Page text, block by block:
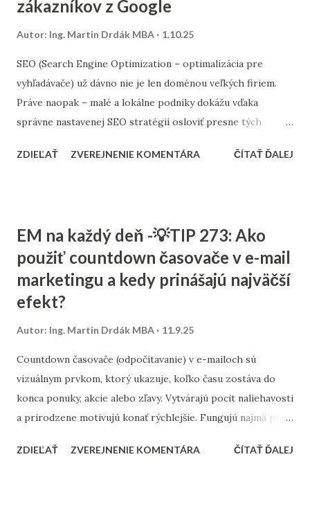
zákazníkov z Google
Autor: Ing. Martin Drdák MBA 1.10.25
SEO (Search Engine Optimization – optimalizácia pre
vyhľadávače) už dávno nie je len doménou veľkých firiem.
Práve naopak – malé a lokálne podniky dokážu vďaka
správne nastavenej SEO stratégii osloviť presne tých
ako nastaviť SEO tak, aby fungovalo aj pri menšom
osloviť zákazníkov z celého Slovenska alebo len z vášho
mesta? Výskum kľúčových slov – zistite, čo ľudia hľadajú.
Namiesto všeobecných výrazov typu „kaviareň“ skúste
„kaviareň Bratislava Staré Mesto“ alebo „zdravé obedy
firmy vo vašom segmente. ➡️ Viac sa tejto téme venujeme v
článku: „Ako nájsť správne kľúčové slová pre malé firmy“ 2.
On-page SEO (čo viete spraviť priamo na webe) Tu ide o
úpravu obsahu a technických prvko...
ZDIEĽAŤ ZVEREJNENIE KOMENTÁRA ČÍTAŤ ĎALEJ
EM na každý deň -💡TIP 273: Ako
použiť countdown časovače v e-mail
marketingu a kedy prinášajú najväčší
efekt?
Autor: Ing. Martin Drdák MBA 11.9.25
Countdown časovače (odpočítavanie) v e-mailoch sú
vizuálnym prvkom, ktorý ukazuje, koľko času zostáva do
konca ponuky, akcie alebo zľavy. Vytvárajú pocit naliehavosti
a prirodzene motivujú konať rýchlejšie. Fungujú najmä pri
doručení do Vianoc alebo posledných hodinách platnosti
ZDIEĽAŤ ZVEREJNENIE KOMENTÁRA ČÍTAŤ ĎALEJ